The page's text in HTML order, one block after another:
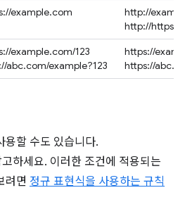
example.com
http://
http://
example.com/123
abc.com/example?123
https://
https://
용할 수도 있습니다.
하세요. 이러한 조건에 적용되는
려면 정규 표현식을 사용하는 규칙